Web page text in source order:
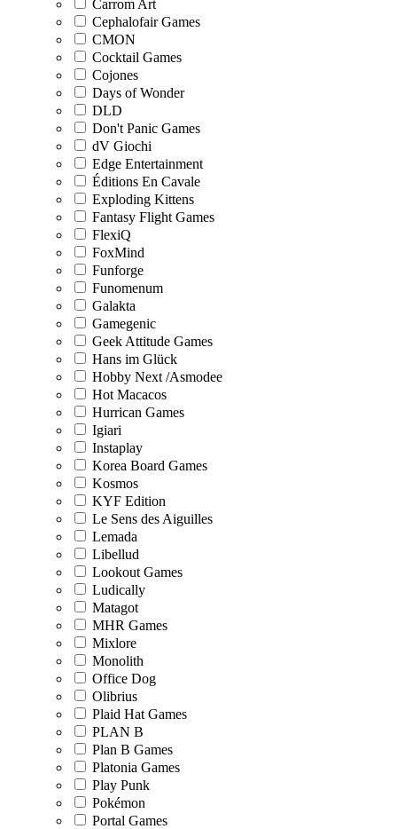
Carrom Art
Cephalofair Games
CMON
Cocktail Games
Cojones
Days of Wonder
DLD
Don't Panic Games
dV Giochi
Edge Entertainment
Éditions En Cavale
Exploding Kittens
Fantasy Flight Games
FlexiQ
FoxMind
Funforge
Funomenum
Galakta
Gamegenic
Geek Attitude Games
Hans im Glück
Hobby Next /Asmodee
Hot Macacos
Hurrican Games
Igiari
Instaplay
Korea Board Games
Kosmos
KYF Edition
Le Sens des Aiguilles
Lemada
Libellud
Lookout Games
Ludically
Matagot
MHR Games
Mixlore
Monolith
Office Dog
Olibrius
Plaid Hat Games
PLAN B
Plan B Games
Platonia Games
Play Punk
Pokémon
Portal Games